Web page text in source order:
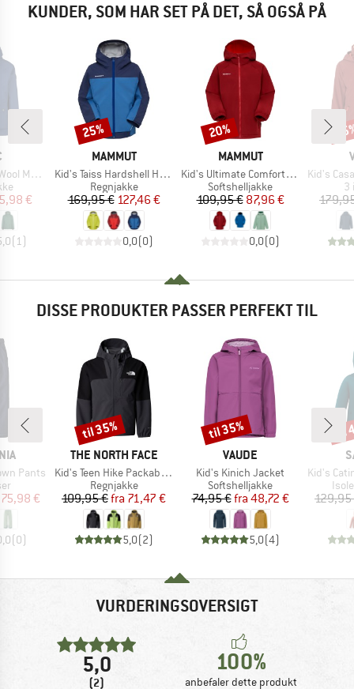
KUNDER, SOM HAR SET PÅ DET, SÅ OGSÅ PÅ
II Jacket
pris
€
( 1)
MÆRKE
MAMMUT
Artikel
Kid's Taiss Hardshell Hooded Jacket
Produktgruppe
Regnjakke
Pris
169,95 €Nedsat pris
127,46 €
0,0(0)
Rabat
25%
MÆRKE
MAMMUT
Artikel
Kid's Ultimate Comfort Softshell Hooded Jacket
Produktgruppe
Softshelljakke
Pris
109,95 €Nedsat pris
87,96 €
0,0(0)
Rabat
20%
Artikel
Kid's
3
DISSE PRODUKTER PASSER PERFEKT TIL
Pants
pris
75,98 €
(0)
MÆRKE
THE NORTH FACE
Artikel
Kid's Teen Hike Packable Shell
Produktgruppe
Regnjakke
Pris
109,95 € Nedsat pris
fra 71,47 €
5,0(2)
Rabat
til 35%
MÆRKE
VAUDE
Artikel
Kid's Kinich Jacket
Produktgruppe
Softshelljakke
Pris
74,95 € Nedsat pris
fra 48,72 €
5,0(4)
Rabat
til 35%
Artikel
Kid's
129,95
VURDERINGSOVERSIGT
5,0
(2)
100%
anbefaler dette produkt